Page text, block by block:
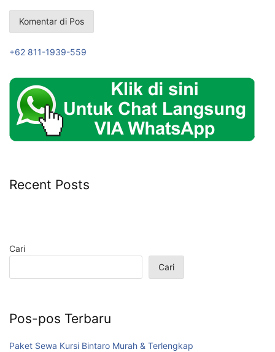
+62 811-1939-559
Recent Posts
Cari
Cari
Pos-pos Terbaru
Paket Sewa Kursi Bintaro Murah & Terlengkap